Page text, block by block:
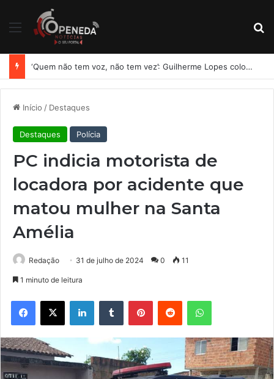
Menu
‘Quem não tem voz, não tem vez’: Guilherme Lopes coloca representação de Penedo no centro da disputa pela ALE
Início / Destaques
Destaques Polícia
PC indicia motorista de
locadora por acidente que
matou mulher na Santa
Amélia
Redação 31 de julho de 2024 0 11
1 minuto de leitura
Facebook
X LinkedinTumblr PinterestReddit WhatsApp